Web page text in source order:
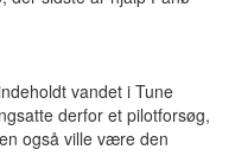
vandet i Tune
derfor et pilotforsøg,
også ville være den